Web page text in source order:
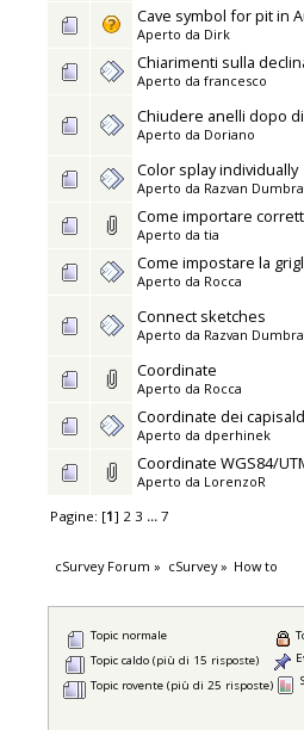
Cave symbol for pit in
Aperto da Dirk
Chiarimenti sulla
Aperto da francesco
Chiudere anelli dopo
Aperto da Doriano
Color splay individually
Aperto da Razvan
Come importare
Aperto da tia
Come impostare la
Aperto da Rocca
Connect sketches
Aperto da Razvan
Coordinate
Aperto da Rocca
Coordinate dei
Aperto da dperhinek
Coordinate WGS84/
Aperto da LorenzoR
Pagine: [1] 2 3 ...7
cSurvey Forum » cSurvey» How to
Topic normale
Topic caldo (più di 15 risposte)
Topic rovente (più di 25 risposte)